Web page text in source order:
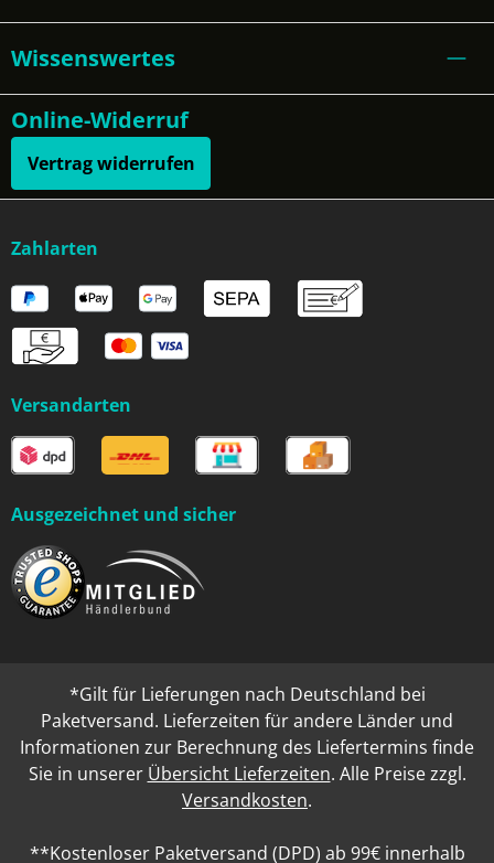
Wissenswertes
Online-Widerruf
Vertrag widerrufen
Zahlarten
Versandarten
Ausgezeichnet und sicher
*Gilt für Lieferungen nach Deutschland bei
Paketversand. Lieferzeiten für andere Länder und
Informationen zur Berechnung des Liefertermins finde
Sie in unserer Übersicht Lieferzeiten. Alle Preise zzgl.
Versandkosten.
**Kostenloser Paketversand (DPD) ab 99€ innerhalb